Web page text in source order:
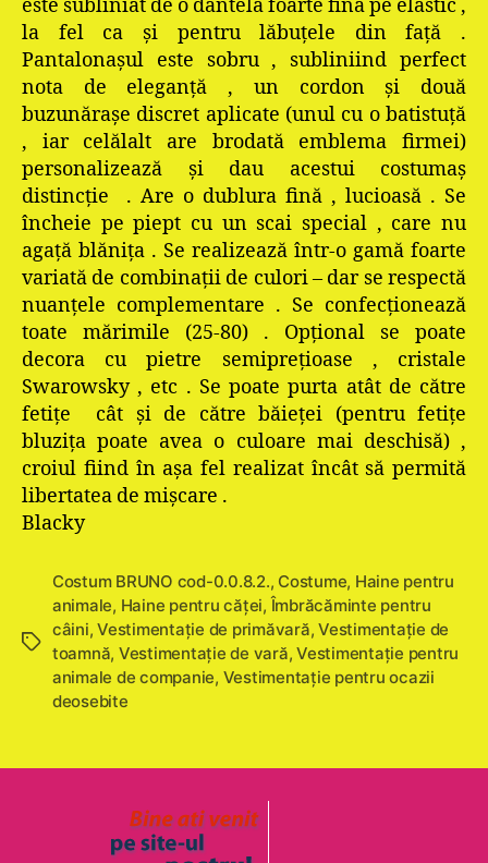
este subliniat de o dantelă foarte fină pe elastic ,
la fel ca şi pentru lăbuţele din faţă .
Pantalonaşul este sobru , subliniind perfect
nota de eleganţă , un cordon şi două
buzunăraşe discret aplicate (unul cu o batistuţă
, iar celălalt are brodată emblema firmei)
personalizează şi dau acestui costumaş
distincţie . Are o dublura fină , lucioasă . Se
încheie pe piept cu un scai special , care nu
agaţă blăniţa . Se realizează într-o gamă foarte
variată de combinaţii de culori – dar se respectă
nuanţele complementare . Se confecţionează
toate mărimile (25-80) . Opţional se poate
decora cu pietre semipreţioase , cristale
Swarowsky , etc . Se poate purta atât de către
fetiţe cât şi de către băieţei (pentru fetiţe
bluziţa poate avea o culoare mai deschisă) ,
croiul fiind în aşa fel realizat încât să permită
libertatea de mişcare .
Blacky
Etichete
Costum BRUNO cod-0.0.8.2., Costume, Haine pentru
animale, Haine pentru căţei,Îmbrăcăminte pentru
câini,Vestimentaţie de primăvară,Vestimentaţie de
toamnă, Vestimentaţie de vară,Vestimentație pentru
animale de companie, Vestimentaţie pentru ocazii
deosebite